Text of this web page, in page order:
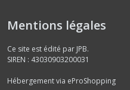
Mentions légales
Ce site est édité par JPB.
SIREN : 43030903200031
Hébergement via eProShopping